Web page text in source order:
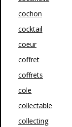
cochon
cocktail
coeur
coffret
coffrets
cole
collectable
collecting